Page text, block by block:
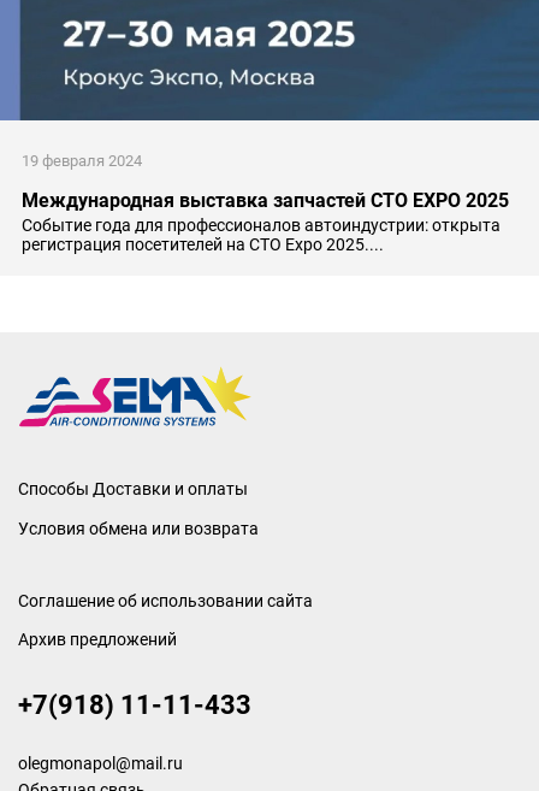
19 февраля 2024
Международная выставка запчастей CTO EXPO 2025
Событие года для профессионалов автоиндустрии: открыта
регистрация посетителей на СТО Expo 2025....
Способы Доставки и оплаты
Условия обмена или возврата
Соглашение об использовании сайта
Архив предложений
+7(918) 11-11-433
olegmonapol@mail.ru